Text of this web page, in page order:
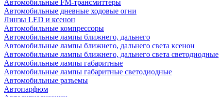
Автомобильные FM-трансмиттеры
Автомобильные дневные ходовые огни
Линзы LED и ксенон
Автомобильные компрессоры
Автомобильные лампы ближнего, дальнего
Автомобильные лампы ближнего, дальнего света ксенон
Автомобильные лампы ближнего, дальнего света светодиодные
Автомобильные лампы габаритные
Автомобильные лампы габаритные светодиодные
Автомобильные разъемы
Автопарфюм